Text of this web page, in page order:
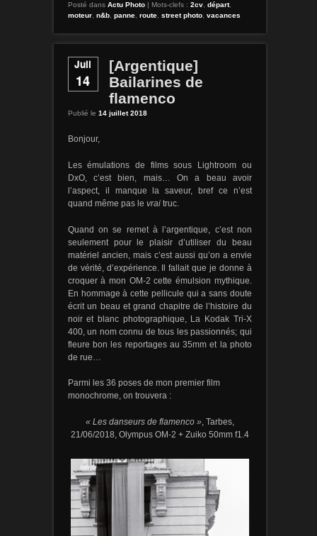
Posté dans Actu Photo | Mots-clefs : 2cv, départ,
moteur, n&b, panne, route, street photo, vacances
Juil
14
[Argentique]
Bailarines de
flamenco
Publié le 14 juillet 2018
Bonjour,
Les émulations de films sous Lightroom ou
DxO, c’est bien, mais… On a beau avoir
l’aspect, il manque la saveur, bref ce n’est
quand même pas le vraitruc.
Quand on se remet à l’argentique, c’est non
seulement pour le plaisir d’utiliser du beau
matériel ancien, mais c’est aussi qu’on a envie
de vérité, d’expérience. Il fallait que je donne à
croquer à mon OM-2 cette émulsion mythique.
En hommage à cette pellicule qui a sans doute
écrit un beau et grand chapitre de l’histoire du
noir et blanc photographique, La Kodak Tri-X
400, un nom connu de tous les passionnés; qui
fleure bon les reportages au 35mm et la photo
de rue…
Parmi les 36 poses de mon premier film
monochrome, on trouvera :
« Les danseurs de flamenco » , Tarbes,
21/06/2018, Olympus OM-2 + Zuiko 50mm f1.4